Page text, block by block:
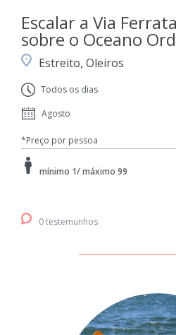
Escalar a Via
sobre o Oceano
Estreito, Oleiros
Todos os dias
Agosto
*Preço por pessoa
mínimo 1/ máximo 99
0 testemunhos